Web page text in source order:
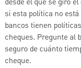
desde el que se giró
si esta política no
bancos tienen
cheques. Pregunte al
seguro de cuánto
cheque.